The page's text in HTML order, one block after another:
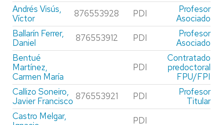
Andrés Visús,
Víctor
876553928 PDI
Profesor
Asociado
Ballarín Ferrer,
Daniel
876553912 PDI
Profesor
Asociado
Bentué
Martínez,
Carmen María
PDI
Contratado
predoctoral
FPU/FPI
Callizo Soneiro,
Javier Francisco 876553921 PDI
Profesor
Titular
Castro Melgar,
PDI